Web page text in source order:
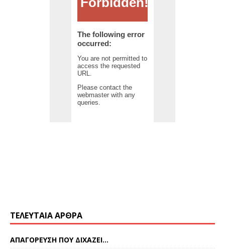
ΤΕΛΕΥΤΑΊΑ ΆΡΘΡΑ
ΑΠΑΓΟΡΕΥΣΗ ΠΟΥ ΔΙΧΑΖΕΙ…